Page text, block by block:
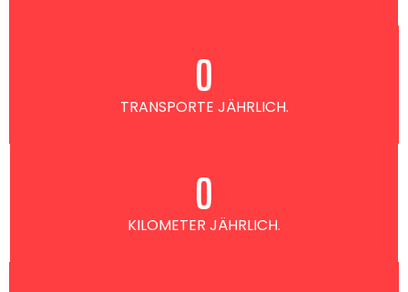
TRANSPORTE JÄHRLICH.
0
KILOMETER JÄHRLICH.
0